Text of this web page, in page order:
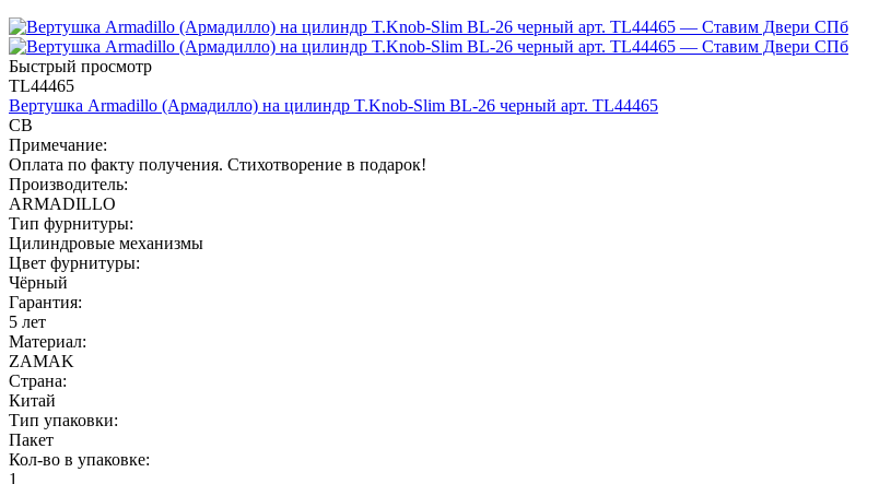
Быстрый просмотр
TL44465
Вертушка Armadillo (Армадилло) на цилиндр T.Knob-Slim BL-26 черный арт. TL44465
CB
Примечание:
Оплата по факту получения. Стихотворение в подарок!
Производитель:
ARMADILLO
Тип фурнитуры:
Цилиндровые механизмы
Цвет фурнитуры:
Чёрный
Гарантия:
5 лет
Материал:
ZAMAK
Страна:
Китай
Тип упаковки:
Пакет
Кол-во в упаковке:
1